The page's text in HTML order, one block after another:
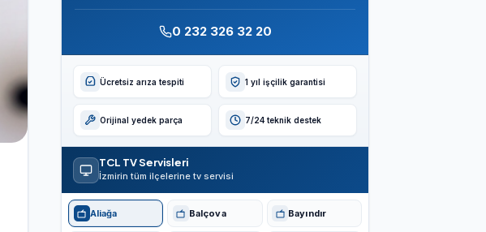
0 232 326 32 20
Ücretsiz arıza tespiti 1 yıl işçilik garantisi
Orijinal yedek parça 7/24 teknik destek
TCL TV Servisleri
İzmirin tüm ilçelerine tv servisi
Aliağa Balçova Bayındır